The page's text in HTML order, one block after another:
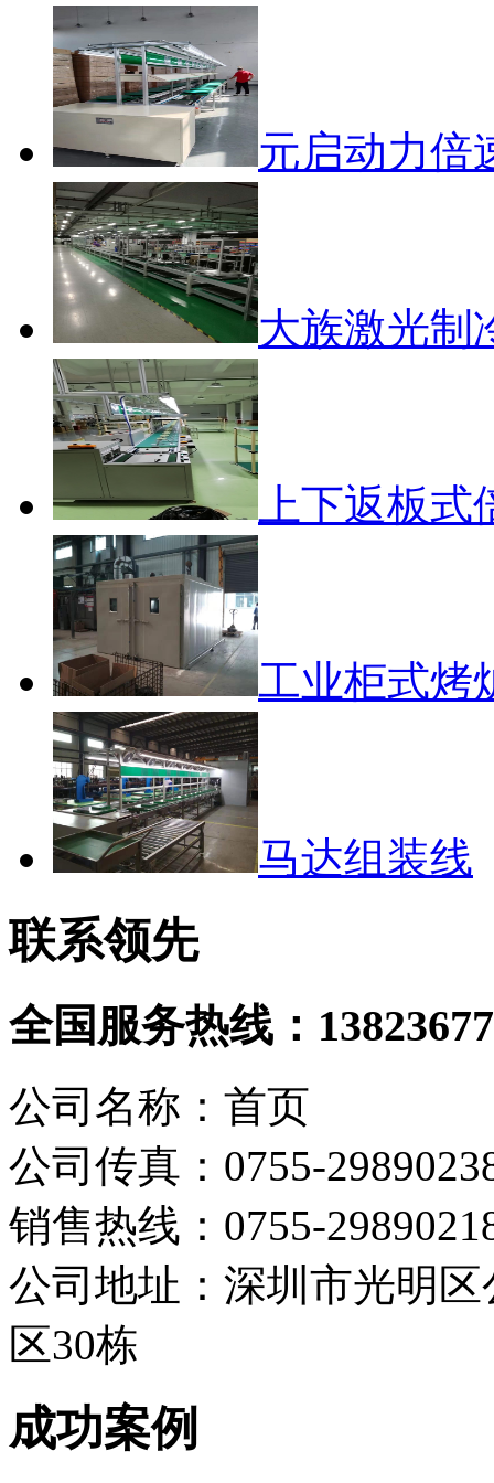
元启动力倍
大族激光制
上下返板
工业柜式烤
马达组装线
联系领先
全国服务热线：
公司名称：首页
公司传真：0755-
销售热线：0755-
公司地址：深圳市光明
区30栋
成功案例